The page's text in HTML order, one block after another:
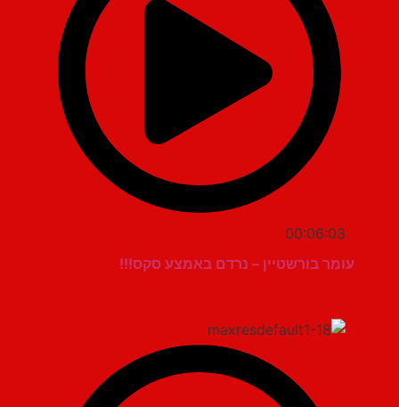
00:06:03
עומר בורשטיין – נרדם באמצע סקס!!!